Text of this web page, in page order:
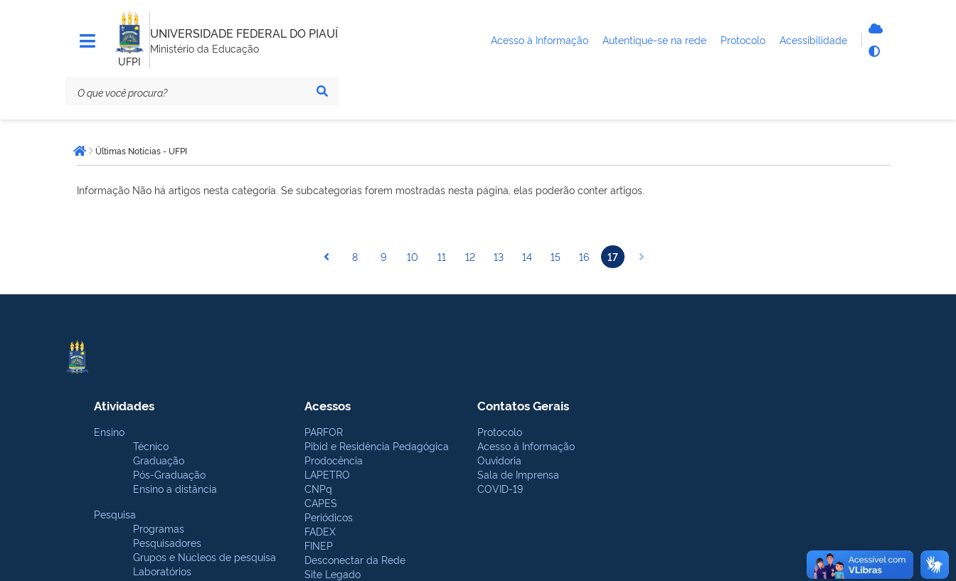
UFPI
UNIVERSIDADE FEDERAL DO PIAUÍ
Ministério da Educação
Acesso à Informação Autentique-se na rede Protocolo Acessibilidade
está
aqui:Página inicial
Últimas Notícias - UFPI
Informação Não há artigos nesta categoria. Se subcategorias forem mostradas nesta página, elas poderão conter artigos.
8 9 10 11 12 13 14 15 16 17
Atividades
Ensino
Técnico
Graduação
Pós-Graduação
Ensino a distância
Pesquisa
Programas
Pesquisadores
Grupos e Núcleos de pesquisa
Laboratórios
Acessos
PARFOR
Pibid e Residência Pedagógica
Prodocência
LAPETRO
CNPq
CAPES
Periódicos
FADEX
FINEP
Desconectar da Rede
Site Legado
Contatos Gerais
Protocolo
Acesso à Informação
Ouvidoria
Sala de Imprensa
COVID-19